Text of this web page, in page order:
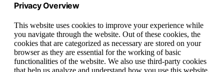
Privacy Overview
This website uses cookies to improve your experience while
you navigate through the website. Out of these cookies, the
cookies that are categorized as necessary are stored on your
browser as they are essential for the working of basic
functionalities of the website. We also use third-party cookies